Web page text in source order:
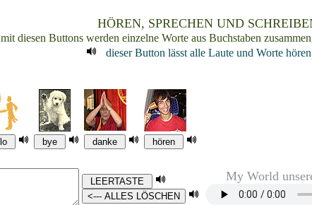
HÖREN, SPRECHEN UND
mit diesen Buttons werden einzelne Worte aus Buchstaben
dieser Button lässt alle Laute und Worte hören
My World